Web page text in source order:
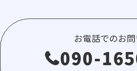
お電話でのお
090-